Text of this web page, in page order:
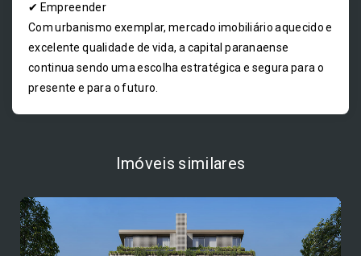
✔ Empreender
Com urbanismo exemplar, mercado imobiliário aquecido e
excelente qualidade de vida, a capital paranaense
continua sendo uma escolha estratégica e segura para o
presente e para o futuro.
Imóveis similares